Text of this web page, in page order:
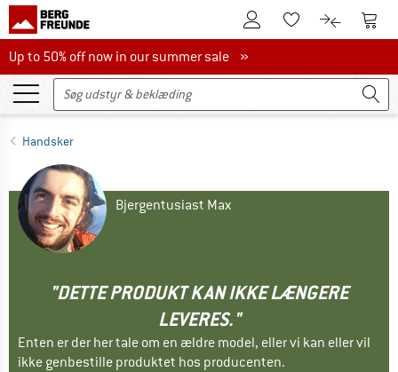
Til kundekontoenTil huskesedlen.
Til Til
Up to 50% off now in our summer sale
Up to 50% off now in our summer sale »
Handsker
Bjergentusiast Max
"DETTE PRODUKT KAN IKKE LÆNGERE
LEVERES."
Enten er der her tale om en ældre model, eller vi kan eller vil
ikke genbestille produktet hos producenten.